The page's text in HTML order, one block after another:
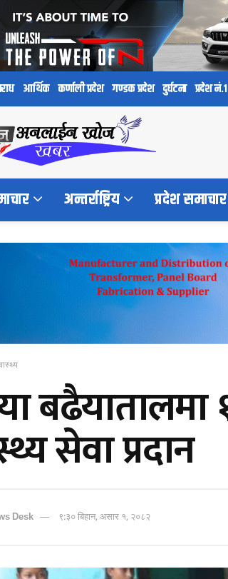
आर्थिक कर्णाली प्रदेश गण्डक प्रदेश दुर्घटना प्रदेश नं.१
अन्तर्राष्ट्रिय प्रदेश समाचार
सेवा प्रदान
Desk ९:३० बिहान, असार १, २०८२